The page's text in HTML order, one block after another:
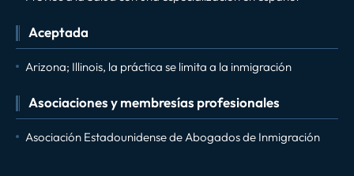
Aceptada
Arizona; Illinois, la práctica se limita a la inmigración
Asociaciones y membresías profesionales
Asociación Estadounidense de Abogados de Inmigración